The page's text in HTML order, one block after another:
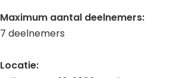
Maximum aantal deelnemers:
7 deelnemers
Locatie: